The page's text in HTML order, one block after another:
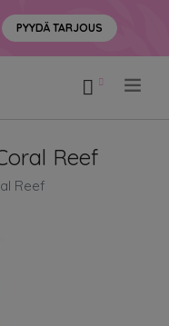
PYYDÄ TARJOUS
Reef
Reef